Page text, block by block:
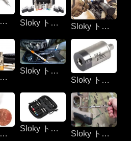
Sloky トルクドライバー（シューティング用） Sloky トルクドライバー（シューティング用） Sloky トルクドライバー（シューティング用）
Sloky トルクドライバー（シューティング用）
Sloky トルクドライバー（シューティング用）
Sloky トルクドライバー（シューティング用）
Sloky トルクドライバー（シューティング用）
Sloky トルクドライバー（シューティング用）
Sloky トルクドライバー（シューティング用）